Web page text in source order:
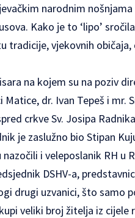
narodnim
Kako je to ‘lipo’
tradicije, vjekovnih
na kojem su na poziv
dr. Ivan Tepeš i mr.
crkve Sv. Josipa
je zaslužno bio Stipan
i veleposlanik RH u
DSHV-a,
drugi uzvanici, što samo
veliki broj žitelja iz cijele